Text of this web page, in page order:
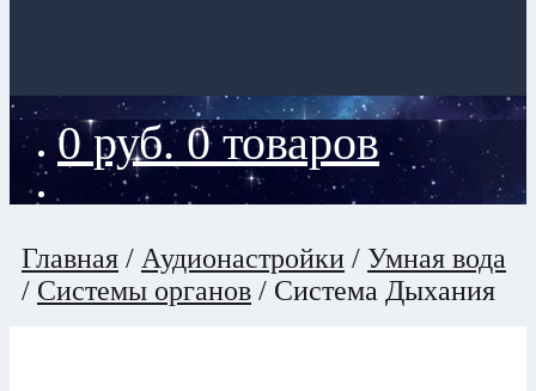
0руб. 0 товаров
Главная / Аудионастройки / Умная вода
/ Системы органов / Система Дыхания